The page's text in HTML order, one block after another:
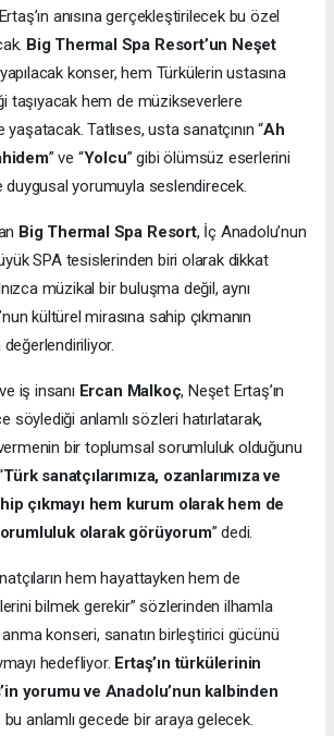
anısına gerçekleştirilecek bu özel
Big Thermal Spa Resort’un Neşet
yapılacak konser, hem Türkülerin ustasına
taşıyacak hem de müzikseverlere
Tatlıses, usta sanatçının “Ah
” ve “Yolcu” gibi ölümsüz eserlerini
duygusal yorumuyla seslendirecek.
Big Thermal Spa Resort, İç Anadolu’nun
SPA tesislerinden biri olarak dikkat
müzikal bir buluşma değil, aynı
kültürel mirasına sahip çıkmanın
iş insanı Ercan Malkoç, Neşet Ertaş’ın
söylediği anlamlı sözleri hatırlatarak,
bir toplumsal sorumluluk olduğunu
Türk sanatçılarımıza, ozanlarımıza ve
çıkmayı hem kurum olarak hem de
olarak görüyorum” dedi.
hem hayattayken hem de
bilmek gerekir” sözlerinden ilhamla
konseri, sanatın birleştirici gücünü
hedefliyor. Ertaş’ın türkülerinin
yorumu ve Anadolu’nun kalbinden
bu anlamlı gecede bir araya gelecek.